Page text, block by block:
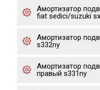
Амортизатор
fiat sedici/suzuki
Амортизатор
s332ny
Амортизатор
правый s331ny